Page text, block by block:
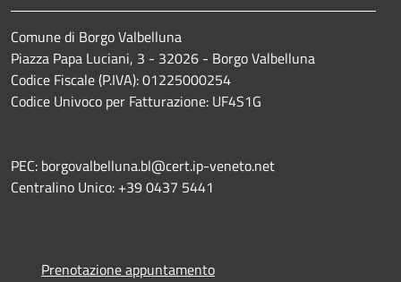
Comune di Borgo Valbelluna
Piazza Papa Luciani, 3 - 32026 - Borgo Valbelluna
Codice Fiscale (P.IVA): 01225000254
Codice Univoco per Fatturazione: UF4S1G
PEC: borgovalbelluna.bl@cert.ip-veneto.net
Centralino Unico: +39 0437 5441
Prenotazione appuntamento